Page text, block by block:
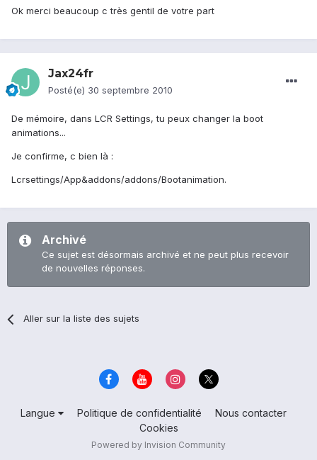
Ok merci beaucoup c très gentil de votre part
Jax24fr
Posté(e) 30 septembre 2010
De mémoire, dans LCR Settings, tu peux changer la boot
animations...
Je confirme, c bien là :
Lcrsettings/App&addons/addons/Bootanimation.
Archivé
Ce sujet est désormais archivé et ne peut plus recevoir
de nouvelles réponses.
Aller sur la liste des sujets
Langue Politique de confidentialité
Nous contacter
Cookies
Powered by Invision Community